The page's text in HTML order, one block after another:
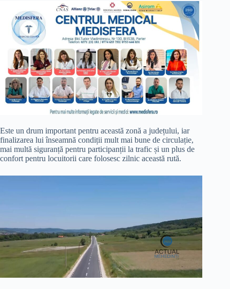
Este un drum important pentru această zonă a județului, iar
finalizarea lui înseamnă condiții mult mai bune de circulație,
mai multă siguranță pentru participanții la trafic și un plus de
confort pentru locuitorii care folosesc zilnic această rută.